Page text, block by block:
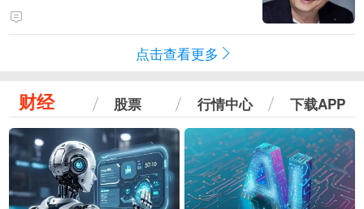
点击查看更多
财经 股票 行情中心 下载APP